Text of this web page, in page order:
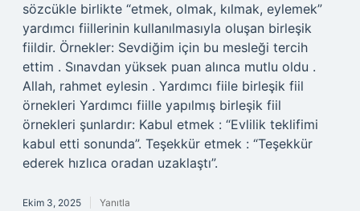
sözcükle birlikte “etmek, olmak, kılmak, eylemek”
yardımcı fiillerinin kullanılmasıyla oluşan birleşik
fiildir. Örnekler: Sevdiğim için bu mesleği tercih
ettim . Sınavdan yüksek puan alınca mutlu oldu .
Allah, rahmet eylesin . Yardımcı fiile birleşik fiil
örnekleri Yardımcı fiille yapılmış birleşik fiil
örnekleri şunlardır: Kabul etmek : “Evlilik teklifimi
kabul etti sonunda”. Teşekkür etmek : “Teşekkür
ederek hızlıca oradan uzaklaştı”.
Ekim 3, 2025 Yanıtla